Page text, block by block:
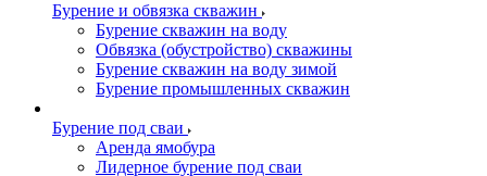
Бурение и обвязка скважин
Бурение скважин на воду
Обвязка (обустройство) скважины
Бурение скважин на воду зимой
Бурение промышленных скважин
Бурение под сваи
Аренда ямобура
Лидерное бурение под сваи